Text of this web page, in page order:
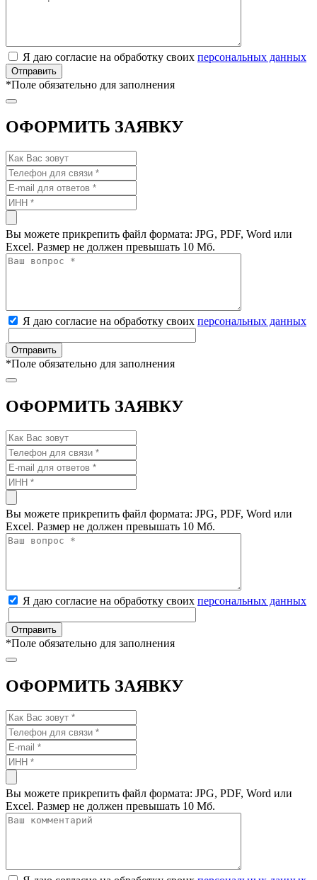
Я даю согласие на обработку своих персональных данных
*Поле обязательно для заполнения
ОФОРМИТЬ ЗАЯВКУ
Вы можете прикрепить файл формата: JPG, PDF, Word или
Excel. Размер не должен превышать 10 Мб.
Я даю согласие на обработку своих персональных данных
*Поле обязательно для заполнения
ОФОРМИТЬ ЗАЯВКУ
Вы можете прикрепить файл формата: JPG, PDF, Word или
Excel. Размер не должен превышать 10 Мб.
Я даю согласие на обработку своих персональных данных
*Поле обязательно для заполнения
ОФОРМИТЬ ЗАЯВКУ
Вы можете прикрепить файл формата: JPG, PDF, Word или
Excel. Размер не должен превышать 10 Мб.